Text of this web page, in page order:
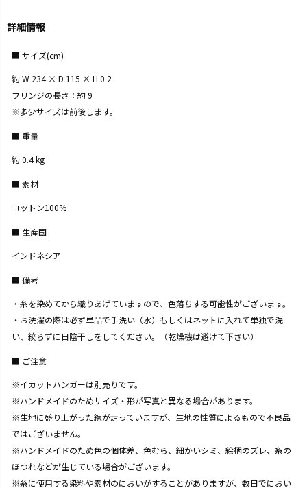
詳細情報
サイズ(cm)
約 W 234 × D 115 × H 0.2
フリンジの長さ：約 9
※多少サイズは前後します。
重量
約 0.4 kg
素材
コットン100%
生産国
インドネシア
備考
・糸を染めてから織りあげていますので、色落ちする可能性がございます。
・お洗濯の際は必ず単品で手洗い（水）もしくはネットに入れて単独で洗
い、絞らずに日陰干しをしてください。（乾燥機は避けて下さい）
ご注意
※イカットハンガーは別売りです。
※ハンドメイドのためサイズ・形が写真と異なる場合があります。
※生地に盛り上がった線が走っていますが、生地の性質によるもので不良品
ではございません。
※ハンドメイドのため色の個体差、色むら、細かいシミ、絵柄のズレ、糸の
ほつれなどが生じている場合がございます。
※糸に使用する染料や素材のにおいがすることがありますが、数日でにおい